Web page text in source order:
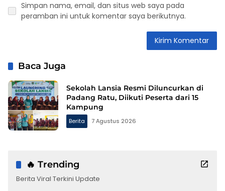
Simpan nama, email, dan situs web saya pada
peramban ini untuk komentar saya berikutnya.
Baca Juga
Sekolah Lansia Resmi Diluncurkan di
Padang Ratu, Diikuti Peserta dari 15
Kampung
Berita 7 Agustus 2026
🔥 Trending
Berita Viral Terkini Update